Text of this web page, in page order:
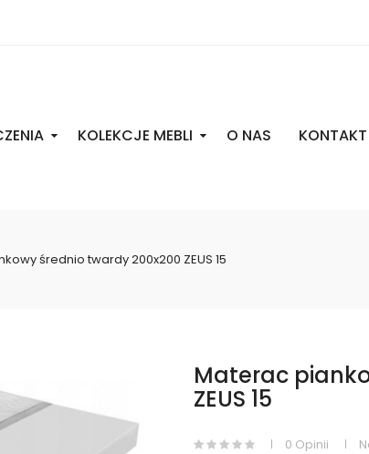
KOLEKCJE MEBLI O NAS KONTAKT
średnio twardy 200x200 ZEUS 15
Materac
ZEUS 15
0 Opinii